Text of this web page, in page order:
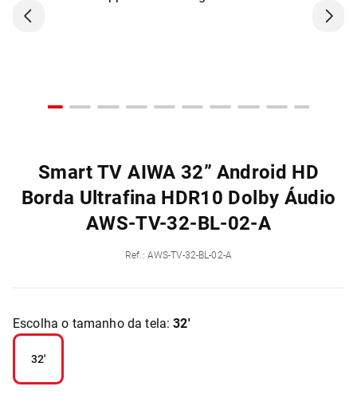
Smart TV AIWA 32” Android HD
Borda Ultrafina HDR10 Dolby Áudio
AWS-TV-32-BL-02-A
Ref.: AWS-TV-32-BL-02-A
Escolha o tamanho da tela:32'
32'